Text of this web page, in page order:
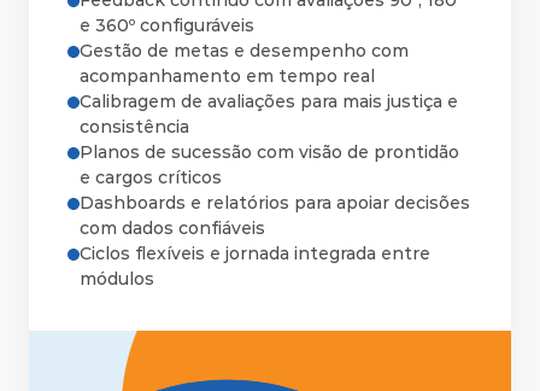
e 360º configuráveis
Gestão de metas e desempenho com
acompanhamento em tempo real
Calibragem de avaliações para mais justiça e
consistência
Planos de sucessão com visão de prontidão
e cargos críticos
Dashboards e relatórios para apoiar decisões
com dados confiáveis
Ciclos flexíveis e jornada integrada entre
módulos